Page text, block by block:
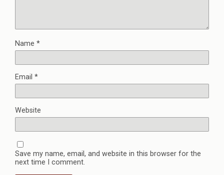
Name *
Email *
Website
Save my name, email, and website in this browser for the
next time I comment.